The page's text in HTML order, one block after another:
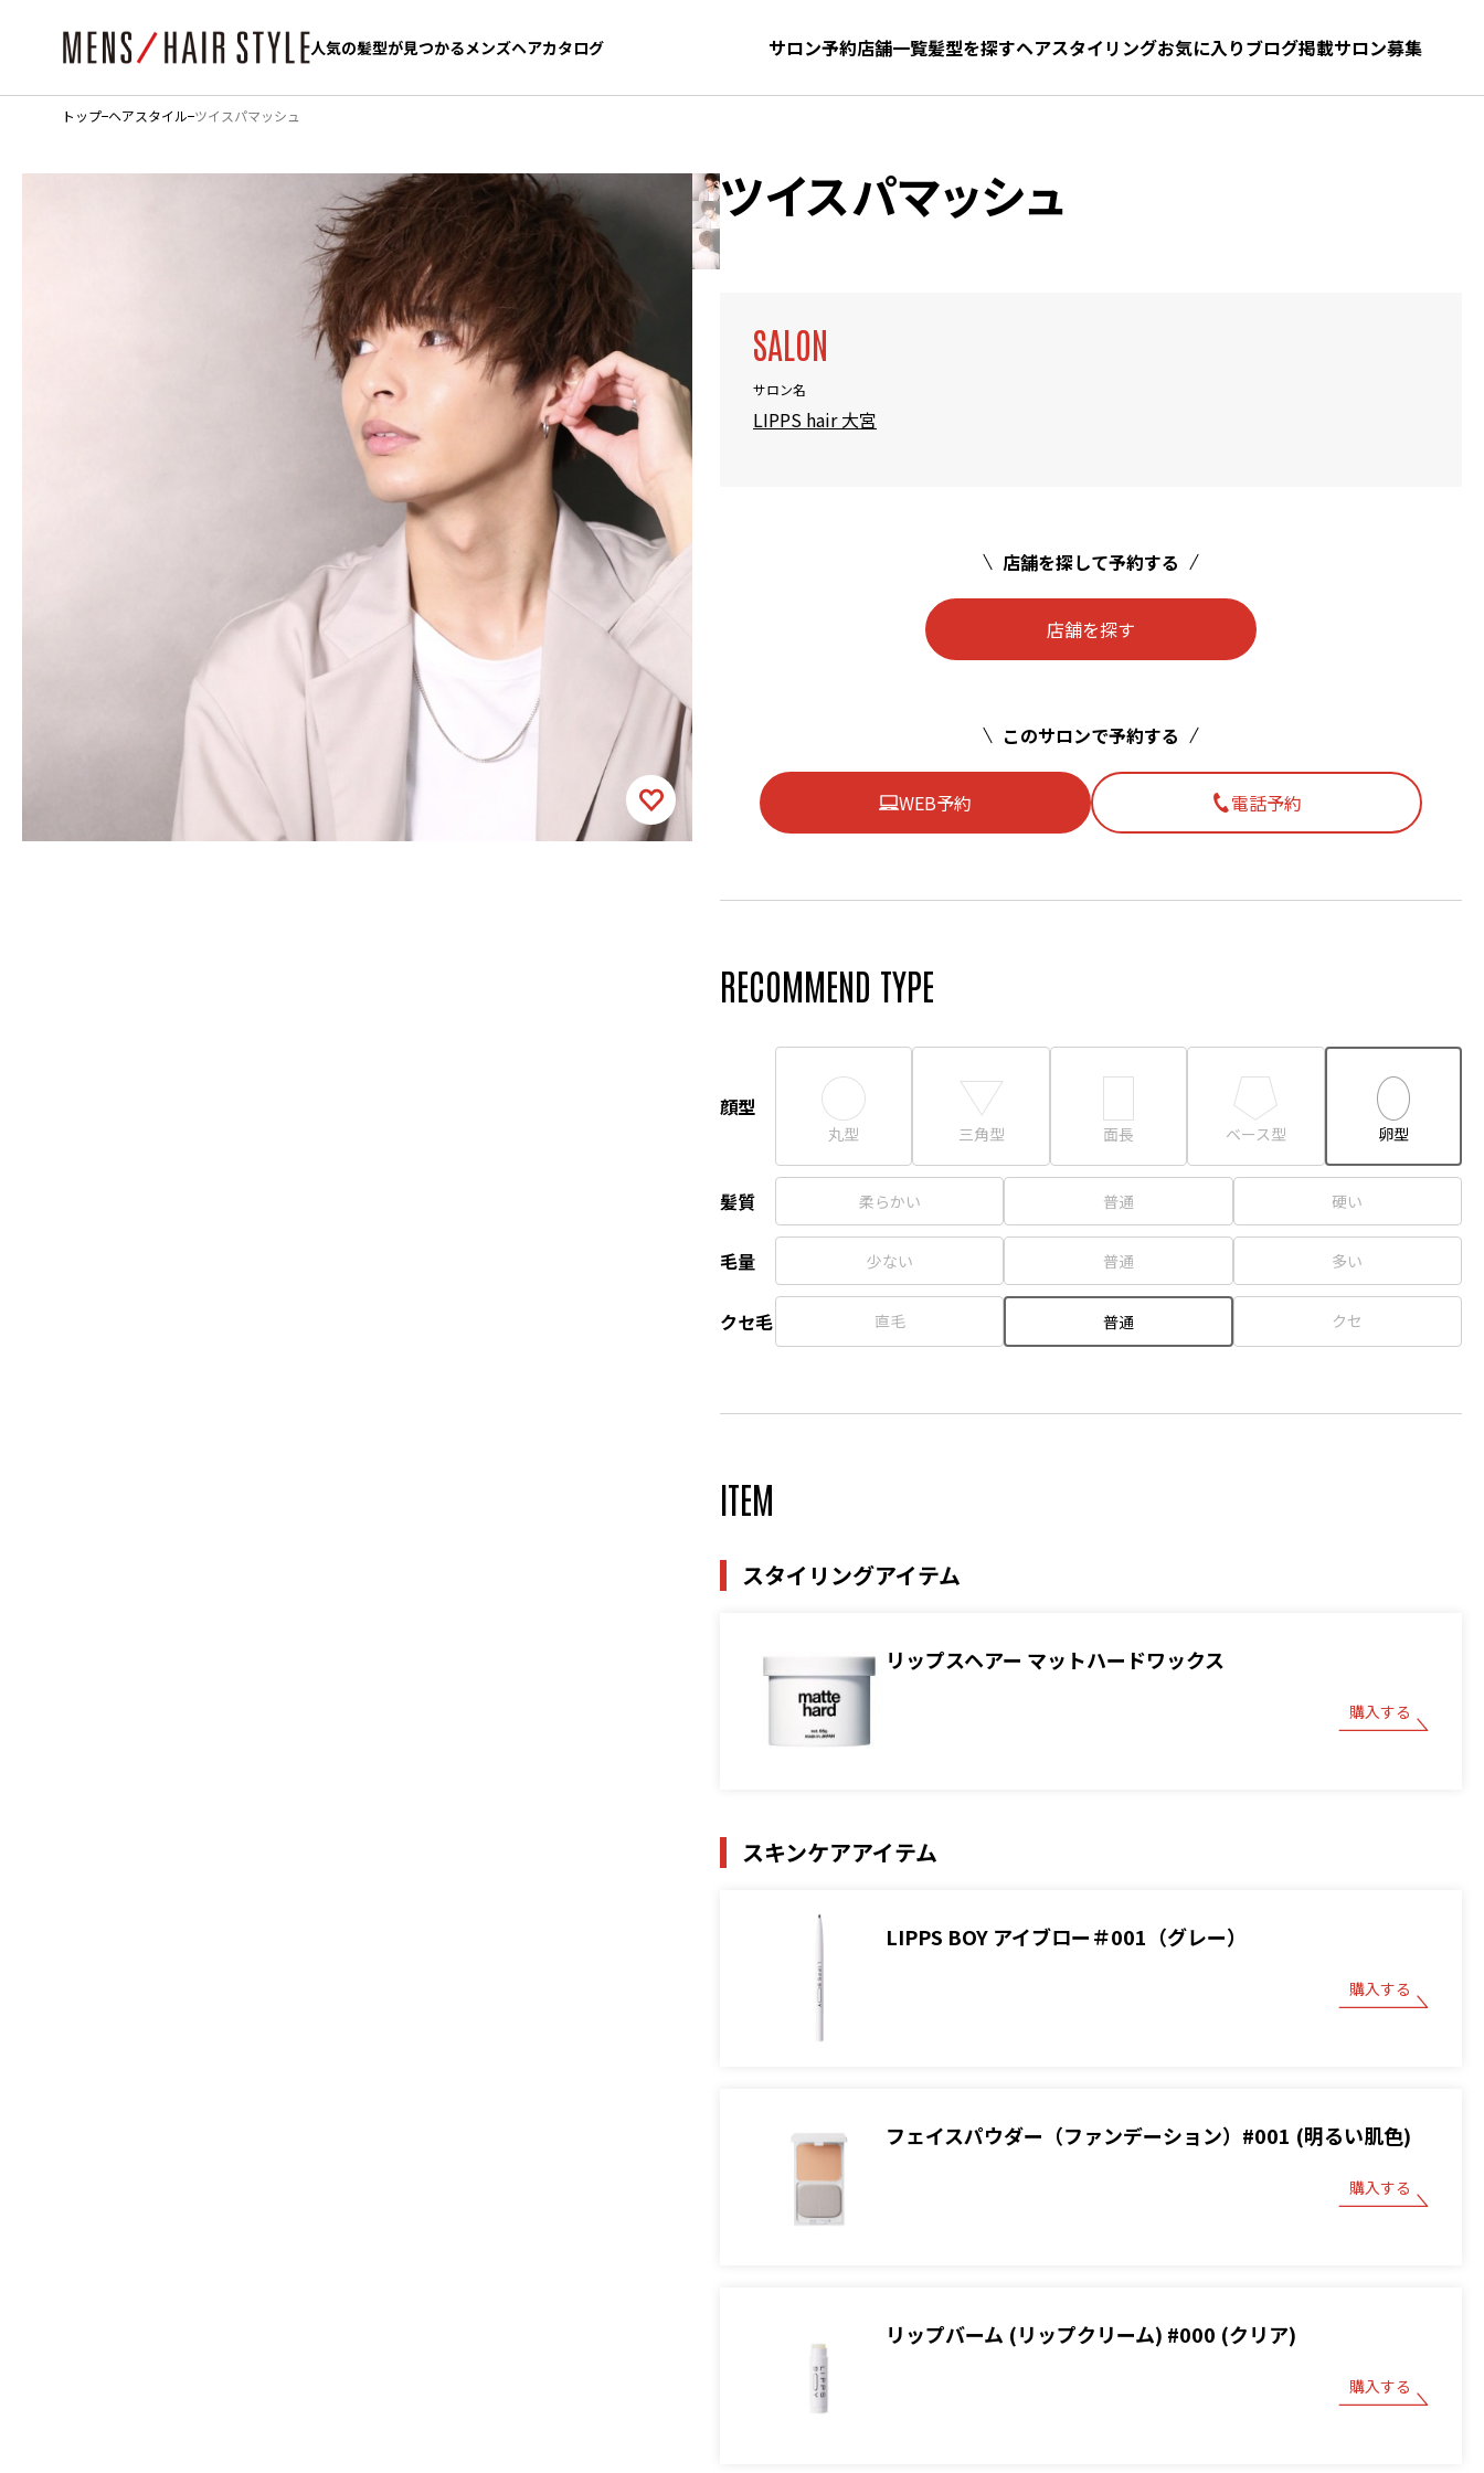
人気の髪型が見つかるメンズヘアカタログ サロン予約店舗一覧髪型を探すヘアスタイリングお気に入りブログ掲載サロン募集
人気の髪型が見つかるメンズヘアカタログ お気に入り 髪型をさがす
トップ ヘアスタイル ツイスパマッシュ
ツイスパマッシュ
SALON
サロン名
LIPPS hair 大宮
店舗を探して予約する
店舗を探す
このサロンで予約する
WEB予約 電話予約
RECOMMEND TYPE
顔型
丸型 三角型 面長 ベース型 卵型
髪質 柔らかい 普通 硬い
毛量 少ない 普通 多い
クセ毛 直毛 普通 クセ
ITEM
スタイリングアイテム
リップスヘアー マットハードワックス
購入する
スキンケアアイテム
LIPPS BOY アイブロー＃001（グレー）
購入する
フェイスパウダー（ファンデーション）#001 (明るい肌色)
購入する
リップバーム (リップクリーム) #000 (クリア)
購入する